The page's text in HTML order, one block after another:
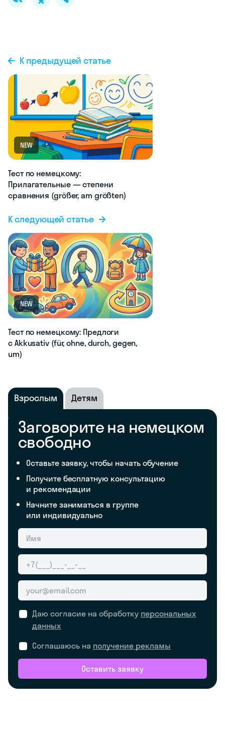
К предыдущей статье
NEW
Тест по немецкому:
Прилагательные — степени
сравнения (größer, am größten)
К следующей статье
NEW
Тест по немецкому: Предлоги
с Akkusativ (für, ohne, durch, gegen,
um)
Взрослым Детям
Заговорите на немецком
свободно
Оставьте заявку, чтобы начать обучение
Получите бесплатную консультацию
и рекомендации
Начните заниматься в группе
или индивидуально
Даю согласие на обработку персональных
данных
Соглашаюсь на получение рекламы
Оставить заявку